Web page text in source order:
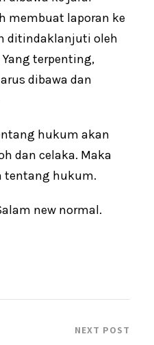
membuat laporan ke
ditindaklanjuti oleh
terpenting,
dibawa dan
hukum akan
dan celaka. Maka
tentang hukum.
new normal.
NEXT POST